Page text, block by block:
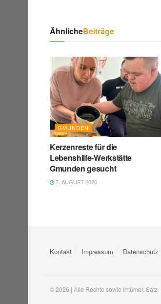
ÄhnlicheBeiträge
GMUNDEN
Kerzenreste für die
Lebenshilfe-Werkstätte
Gmunden gesucht
7. AUGUST 2026
Kontakt Impressum Datenschutz
© 2026 | Alle Rechte sowie Irrtümer,